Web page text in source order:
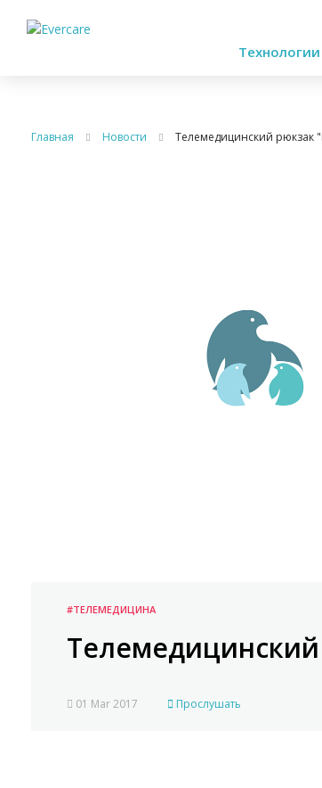
Технологии
Главная Новости Телемедицинский рюкзак
#ТЕЛЕМЕДИЦИНА
01 Mar 2017 Прослушать